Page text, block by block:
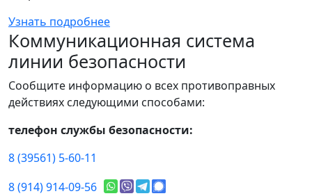
Узнать подробнее
Коммуникационная система
линии безопасности
Сообщите информацию о всех противоправных
действиях следующими способами:
телефон службы безопасности:
8 (39561) 5-60-11
8 (914) 914-09-56